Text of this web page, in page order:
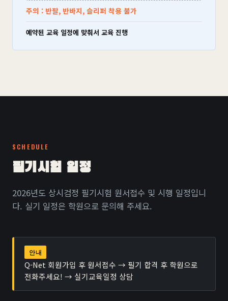
주의 : 반팔, 반바지, 슬리퍼 착용 불가
예약된 교육 일정에 맞춰서 교육 진행
SCHEDULE
필기시험 일정
2026년도 상시검정 필기시험 원서접수 및 시행 일정입니
다. 실기 일정은 학원으로 문의해 주세요.
안내
Q-Net 회원가입 후 원서접수 → 필기 합격 후 학원으로
전화주세요! → 실기교육일정 상담